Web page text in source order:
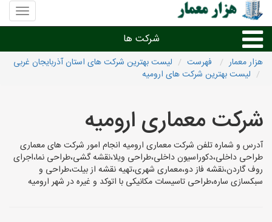
منوی
سایت
معمار
شرکت ها
طراحی داخلی و دکوراسیون داخلی
دیگر امور معماری
شرکت های معماری شهرها
هزار معمار فهرست
لیست بهترین شرکت های استان آذربایجان غربی
لیست بهترین شرکت های ارومیه
شرکت معماری ارومیه
آدرس و شماره تلفن شرکت معماری ارومیه انجام امور شرکت های معماری
طراحی داخلی،دکوراسیون داخلی،طراحی ویلا،نقشه گشی،طراحی نما،اجرای
روف گاردن،نقشه فاز دو،معماری شهری،تهیه نقشه از بیلت،طراحی و
سبکسازی ساره،طراحی تاسیسات مکانیکی با اتوکد و غیره در شهر ارومیه